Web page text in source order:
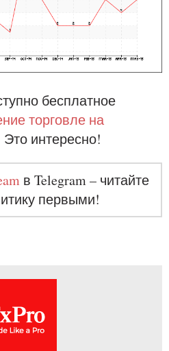
бесплатное
торговле на
Это интересно!
в Telegram – читайте
первыми!